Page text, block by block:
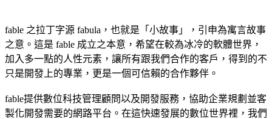
fable 之拉丁字源 fabula，也就是「小故事」，引申為寓言故事
之意。這是 fable 成立之本意，希望在較為冰冷的軟體世界，
加入多一點的人性元素，讓所有跟我們合作的客戶，得到的不
只是開發上的專業，更是一個可信賴的合作夥伴。
fable提供數位科技管理顧問以及開發服務，協助企業規劃並客
製化開發需要的網路平台。在這快速發展的數位世界裡，我們